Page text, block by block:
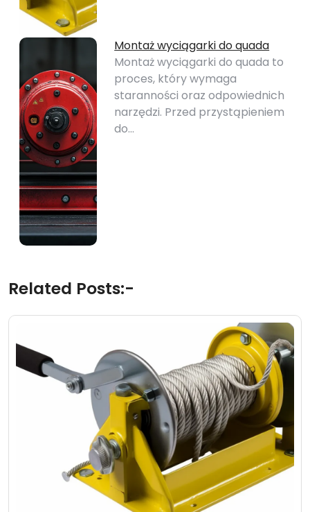
Montaż wyciągarki do quada
Montaż wyciągarki do quada to
proces, który wymaga
staranności oraz odpowiednich
narzędzi. Przed przystąpieniem
do…
Related Posts:-